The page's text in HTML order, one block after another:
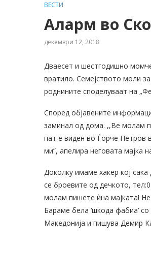
ВЕСТИ
Аларм во
декември 12, 2018
Дваесет и шестгодишно
вратило. Семејството моли
роднините споделуваат на
Според објавените
заминал од дома. ,,Ве молам
пат е виден во Ѓорче Петров
ми”, апелира неговата мајка
Доколку имаме хакер кој
се броевите од дечкото,
молам пишете ѝна мајката!
Бараме бела ‘шкода фабиа’
Македонија и пишува Демир